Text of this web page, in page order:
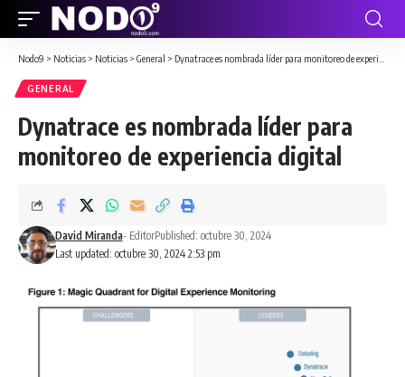
Nodo9 > Noticias > Noticias > General > Dynatrace es nombrada líder para monitoreo de experiencia digital
GENERAL
Dynatrace es nombrada líder para
monitoreo de experiencia digital
Last updated: octubre 30, 2024 2:53 pm
David Miranda- EditorPublished: octubre 30, 2024